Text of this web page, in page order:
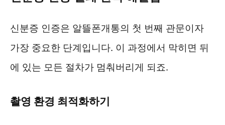
신분증 인증은 알뜰폰개통의 첫 번째 관문이자
가장 중요한 단계입니다. 이 과정에서 막히면 뒤
에 있는 모든 절차가 멈춰버리게 되죠.
촬영 환경 최적화하기